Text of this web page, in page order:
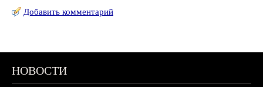
Добавить комментарий
НОВОСТИ